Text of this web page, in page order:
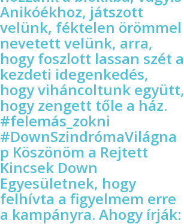
Anikóékhoz, játszott
velünk, féktelen örömmel
nevetett velünk, arra,
hogy foszlott lassan szét a
kezdeti idegenkedés,
hogy viháncoltunk együtt,
hogy zengett tőle a ház.
#felemás_zokni
#DownSzindrómaVilágna
p Köszönöm a Rejtett
Kincsek Down
Egyesületnek, hogy
felhívta a figyelmem erre
a kampányra. Ahogy írják: